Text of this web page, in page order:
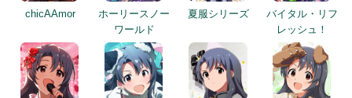
chicAAmor
ホーリースノー
ワールド
夏服シリーズ
バイタル・リフ
レッシュ！